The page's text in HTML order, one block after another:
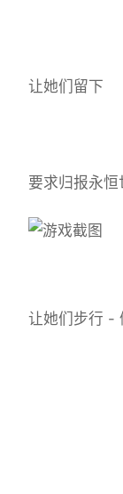
让她们留下
要求归报永恒
让她们步行 -